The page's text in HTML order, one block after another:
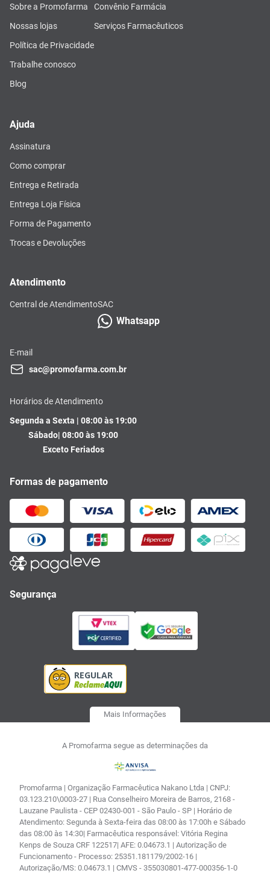
Sobre a Promofarma
Nossas lojas
Política de Privacidade
Trabalhe conosco
Blog
Convênio Farmácia
Serviços Farmacêuticos
Ajuda
Assinatura
Como comprar
Entrega e Retirada
Entrega Loja Física
Forma de Pagamento
Trocas e Devoluções
Atendimento
Central de AtendimentoSAC
Whatsapp
E-mail
sac@promofarma.com.br
Horários de Atendimento
Segunda a Sexta | 08:00 às 19:00
Sábado| 08:00 às 19:00
Exceto Feriados
Formas de pagamento
Segurança
Mais Informações
A Promofarma segue as determinações da
Promofarma | Organização Farmacêutica Nakano Ltda | CNPJ:
03.123.210\0003-27 | Rua Conselheiro Moreira de Barros, 2168 -
Lauzane Paulista - CEP 02430-001 - São Paulo - SP | Horário de
Atendimento: Segunda à Sexta-feira das 08:00 às 17:00h e Sábado
das 08:00 às 14:30| Farmacêutica responsável: Vitória Regina
Kenps de Souza CRF 122517| AFE: 0.04673.1 | Autorização de
Funcionamento - Processo: 25351.181179/2002-16 |
Autorização/MS: 0.04673.1 | CMVS - 355030801-477-000356-1-0